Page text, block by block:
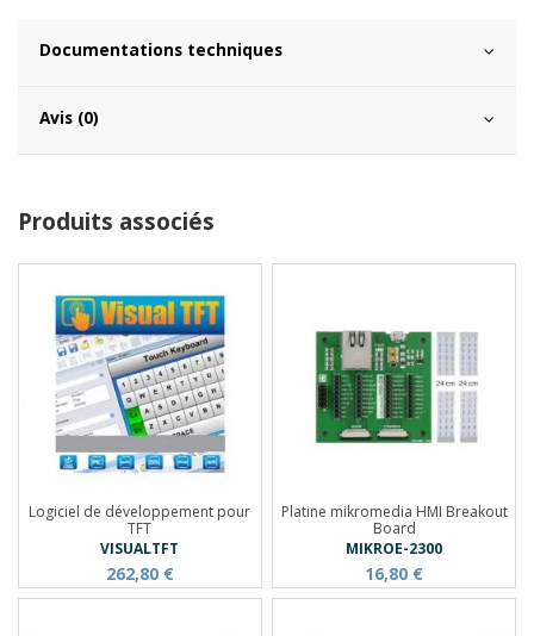
Documentations techniques
Avis (0)
Produits associés
Logiciel de développement pour
TFT
VISUALTFT
262,80 €
Platine mikromedia HMI Breakout
Board
MIKROE-2300
16,80 €